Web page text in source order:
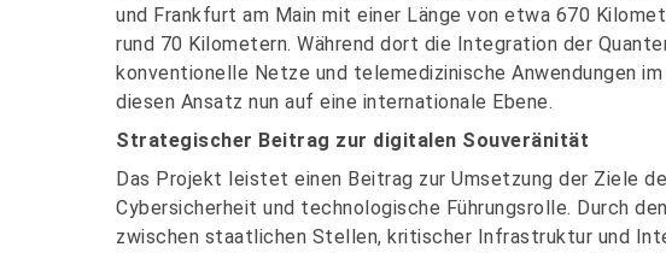
und Frankfurt am Main mit einer Länge von etwa 670
rund 70 Kilometern. Während dort die Integration der
konventionelle Netze und telemedizinische Anwendungen
diesen Ansatz nun auf eine internationale Ebene.
Strategischer Beitrag zur digitalen Souveränität
Das Projekt leistet einen Beitrag zur Umsetzung der Ziele
Cybersicherheit und technologische Führungsrolle. Durch
zwischen staatlichen Stellen, kritischer Infrastruktur und